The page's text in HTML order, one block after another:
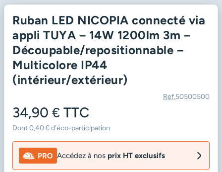
favorite_border
Ruban LED NICOPIA connecté via
appli TUYA – 14W 1200lm 3m –
Découpable/repositionnable –
Multicolore IP44
(intérieur/extérieur)
Ref.50500500
34,90 € TTC
Dont 0,40 € d'éco-participation
Accédez à nos prix HT exclusifs